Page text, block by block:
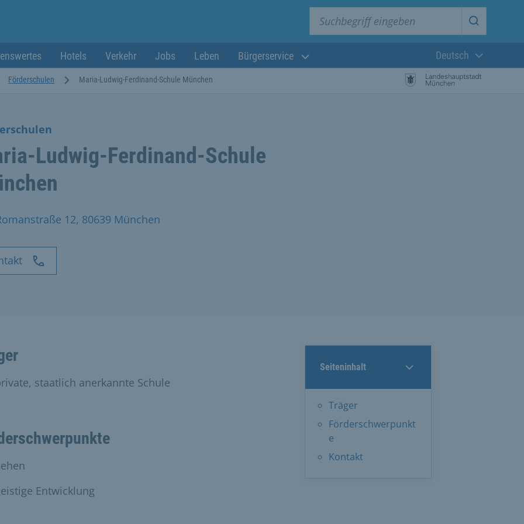
Suche
Hotels Verkehr Jobs Leben Bürgerservice
Aktuelle
Deutsch
Förderschulen Maria-Ludwig-Ferdinand-Schule München
Ludwig-Ferdinand-Schule
12, 80639 München
Seiteninhalt
Träger
Förderschwerpunkt
e
Kontakt
staatlich anerkannte Schule
Entwicklung